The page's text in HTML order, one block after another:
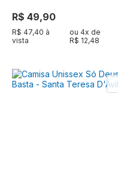
R$ 49,90
R$ 47,40 à
vista
ou 4x de
R$ 12,48